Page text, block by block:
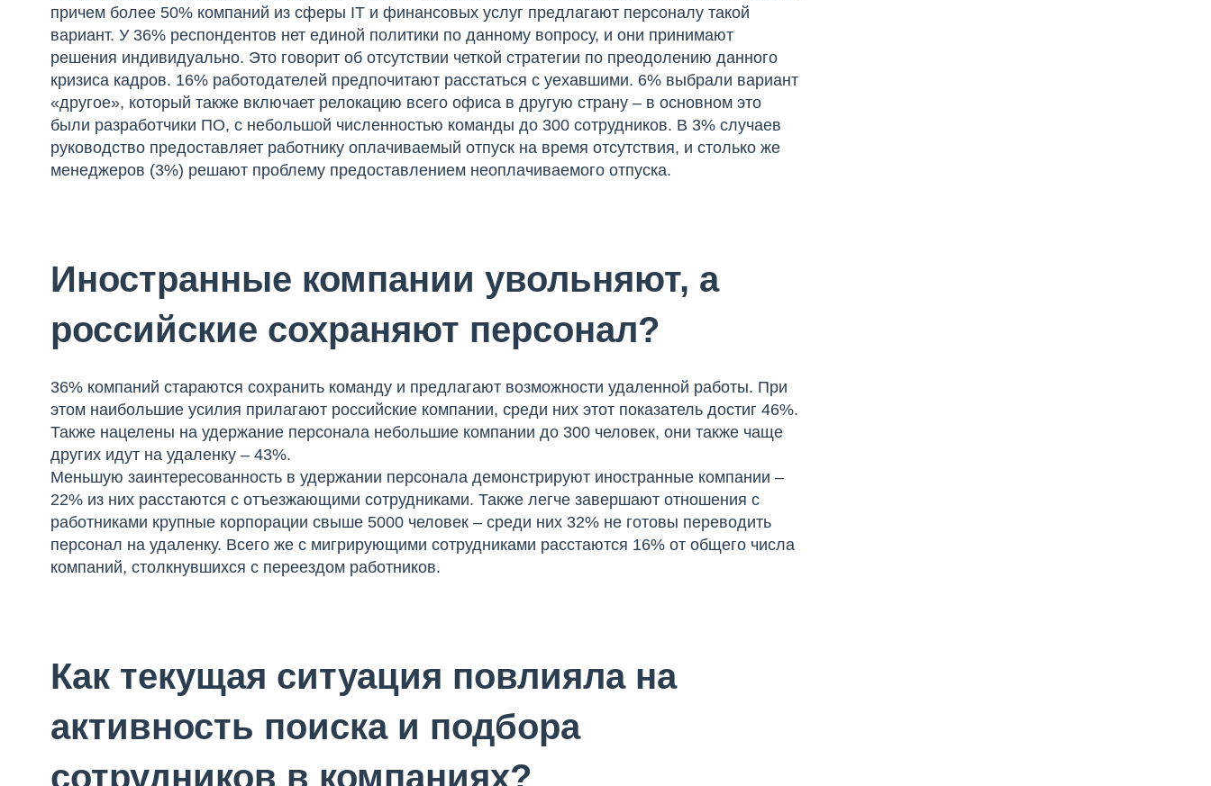
причем более 50% компаний из сферы IT и финансовых услуг предлагают персоналу такой
вариант. У 36% респондентов нет единой политики по данному вопросу, и они принимают
решения индивидуально. Это говорит об отсутствии четкой стратегии по преодолению данного
кризиса кадров. 16% работодателей предпочитают расстаться с уехавшими. 6% выбрали вариант
«другое», который также включает релокацию всего офиса в другую страну – в основном это
были разработчики ПО, с небольшой численностью команды до 300 сотрудников. В 3% случаев
руководство предоставляет работнику оплачиваемый отпуск на время отсутствия, и столько же
менеджеров (3%) решают проблему предоставлением неоплачиваемого отпуска.
Иностранные компании увольняют, а
российские сохраняют персонал?
36% компаний стараются сохранить команду и предлагают возможности удаленной работы. При
этом наибольшие усилия прилагают российские компании, среди них этот показатель достиг 46%.
Также нацелены на удержание персонала небольшие компании до 300 человек, они также чаще
других идут на удаленку – 43%.
Меньшую заинтересованность в удержании персонала демонстрируют иностранные компании –
22% из них расстаются с отъезжающими сотрудниками. Также легче завершают отношения с
работниками крупные корпорации свыше 5000 человек – среди них 32% не готовы переводить
персонал на удаленку. Всего же с мигрирующими сотрудниками расстаются 16% от общего числа
компаний, столкнувшихся с переездом работников.
Как текущая ситуация повлияла на
активность поиска и подбора
сотрудников в компаниях?